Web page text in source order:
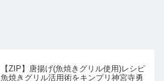
【ZIP】唐揚げ(魚焼きグリル使用)レシピ
魚焼きグリル活用術をキンプリ神宮寺勇